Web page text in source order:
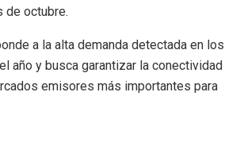
de octubre.
a la alta demanda detectada en los
año y busca garantizar la conectividad
emisores más importantes para